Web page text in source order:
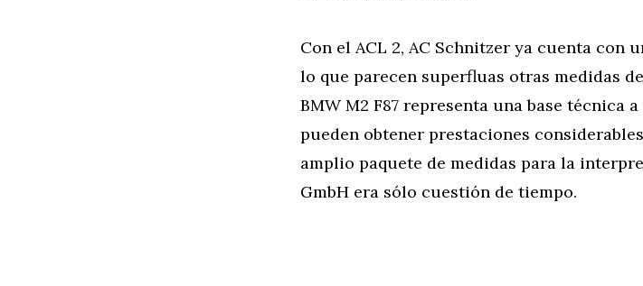
Con el ACL 2, AC Schnitzer ya cuenta con
lo que parecen superfluas otras medidas
BMW M2 F87 representa una base técnica
pueden obtener prestaciones
amplio paquete de medidas para la
GmbH era sólo cuestión de tiempo.